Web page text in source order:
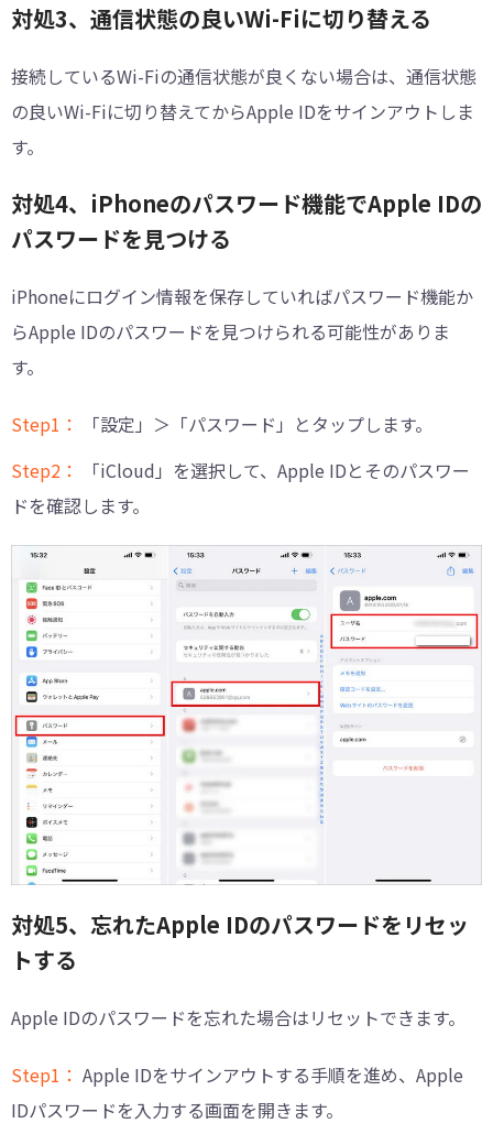
対処3、通信状態の良いWi-Fiに切り替える
接続しているWi-Fiの通信状態が良くない場合は、通信状態
の良いWi-Fiに切り替えてからApple IDをサインアウトしま
す。
対処4、iPhoneのパスワード機能でApple IDの
パスワードを見つける
iPhoneにログイン情報を保存していればパスワード機能か
らApple IDのパスワードを見つけられる可能性がありま
す。
Step1：
「設定」＞「パスワード」とタップします。
Step2：
「iCloud」を選択して、Apple IDとそのパスワー
ドを確認します。
対処5、忘れたApple IDのパスワードをリセッ
トする
Apple IDのパスワードを忘れた場合はリセットできます。
Step1： Apple IDをサインアウトする手順を進め、Apple
IDパスワードを入力する画面を開きます。